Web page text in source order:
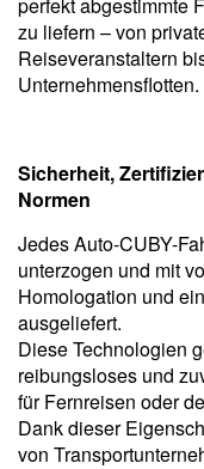
zu liefern – von
Reiseveranstaltern
Unternehmensflotten.
Sicherheit,
Normen
Jedes Auto-CUBY-
unterzogen und mit
Homologation und
ausgeliefert.
Diese Technologien
reibungsloses und
für Fernreisen oder
Dank dieser
von